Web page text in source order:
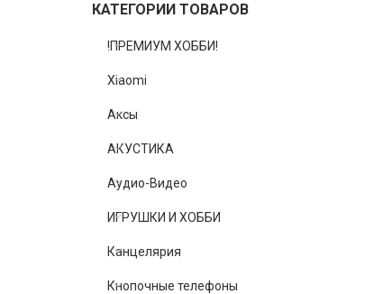
КАТЕГОРИИ ТОВАРОВ
!ПРЕМИУМ ХОББИ!
Xiaomi
Аксы
АКУСТИКА
Аудио-Видео
ИГРУШКИ И ХОББИ
Канцелярия
Кнопочные телефоны